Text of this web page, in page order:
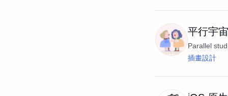
平行宇
Parallel
插畫設計